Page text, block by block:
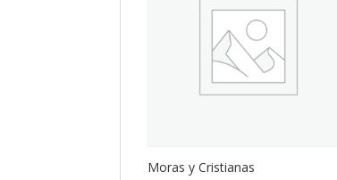
Moras y Cristianas